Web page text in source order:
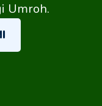
Umroh.